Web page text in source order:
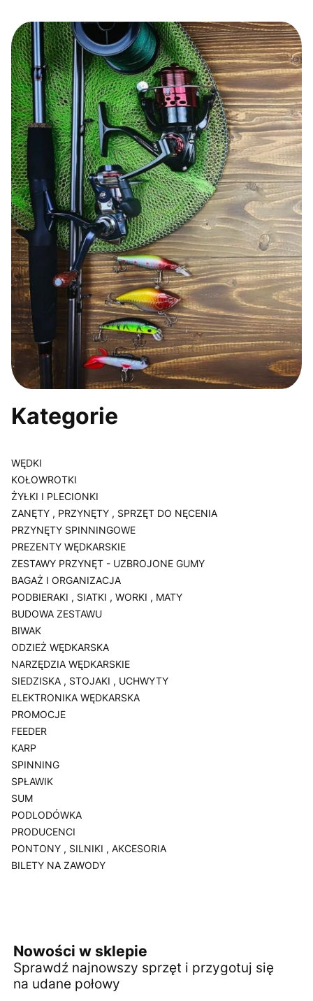
Kategorie
WĘDKI
KOŁOWROTKI
ŻYŁKI I PLECIONKI
ZANĘTY , PRZYNĘTY , SPRZĘT DO NĘCENIA
PRZYNĘTY SPINNINGOWE
PREZENTY WĘDKARSKIE
ZESTAWY PRZYNĘT - UZBROJONE GUMY
BAGAŻ I ORGANIZACJA
PODBIERAKI , SIATKI , WORKI , MATY
BUDOWA ZESTAWU
BIWAK
ODZIEŻ WĘDKARSKA
NARZĘDZIA WĘDKARSKIE
SIEDZISKA , STOJAKI , UCHWYTY
ELEKTRONIKA WĘDKARSKA
PROMOCJE
FEEDER
KARP
SPINNING
SPŁAWIK
SUM
PODLODÓWKA
PRODUCENCI
PONTONY , SILNIKI , AKCESORIA
BILETY NA ZAWODY
Nowości w sklepie
Sprawdź najnowszy sprzęt i przygotuj się
na udane połowy